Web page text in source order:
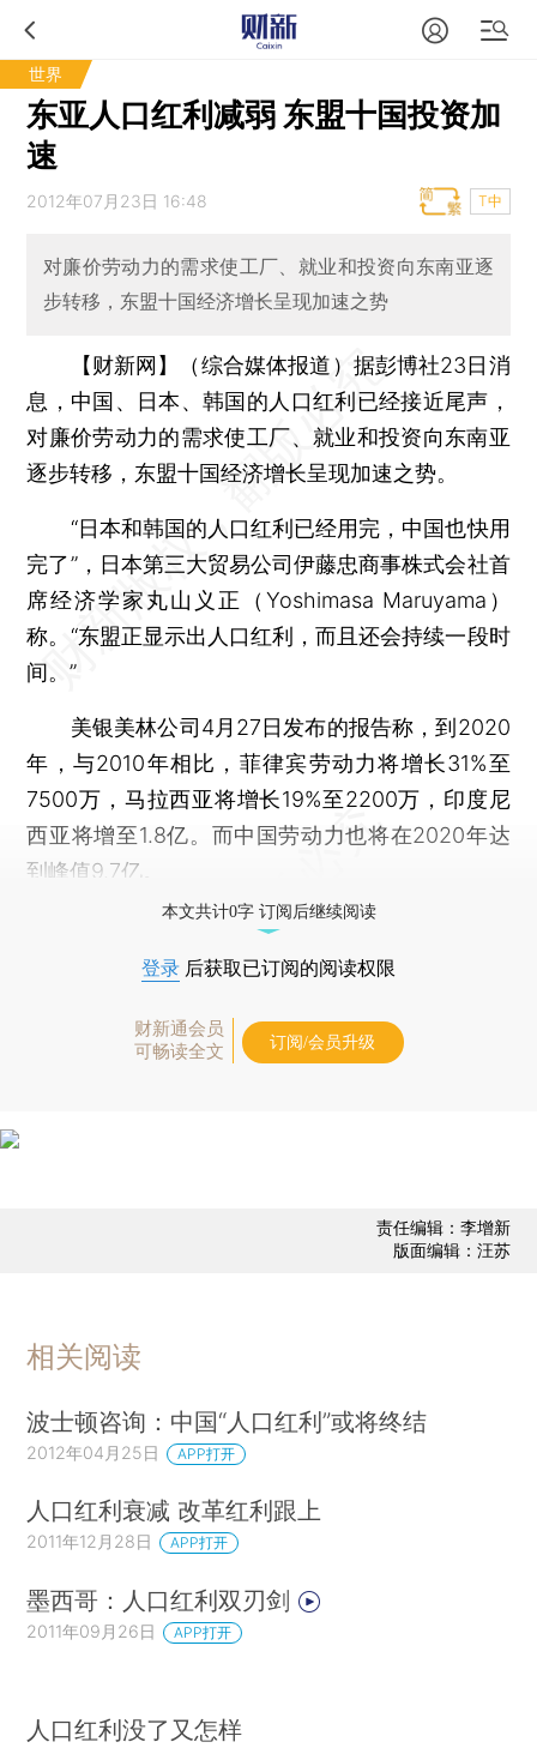
世界
东亚人口红利减弱 东盟十国投资加
速
2012年07月23日 16:48 T中
对廉价劳动力的需求使工厂、就业和投资向东南亚逐
步转移，东盟十国经济增长呈现加速之势
【财新网】（综合媒体报道） 据彭博社23日消
息，中国、日本、韩国的人口红利已经接近尾声，
对廉价劳动力的需求使工厂、就业和投资向东南亚
逐步转移，东盟十国经济增长呈现加速之势。
“日本和韩国的人口红利已经用完，中国也快用
完了”，日本第三大贸易公司伊藤忠商事株式会社首
席经济学家丸山义正（Yoshimasa Maruyama）
称。“东盟正显示出人口红利，而且还会持续一段时
间。”
美银美林公司4月27日发布的报告称，到2020
年，与2010年相比，菲律宾劳动力将增长31%至
7500万，马拉西亚将增长19%至2200万，印度尼
西亚将增至1.8亿。而中国劳动力也将在2020年达
到峰值9.7亿。
本文共计0字 订阅后继续阅读
登录 后获取已订阅的阅读权限
财新通会员
可畅读全文
订阅/会员升级
责任编辑：李增新
版面编辑：汪苏
相关阅读
波士顿咨询：中国“人口红利”或将终结
2012年04月25日 APP打开
人口红利衰减 改革红利跟上
2011年12月28日 APP打开
墨西哥：人口红利双刃剑
2011年09月26日 APP打开
人口红利没了又怎样